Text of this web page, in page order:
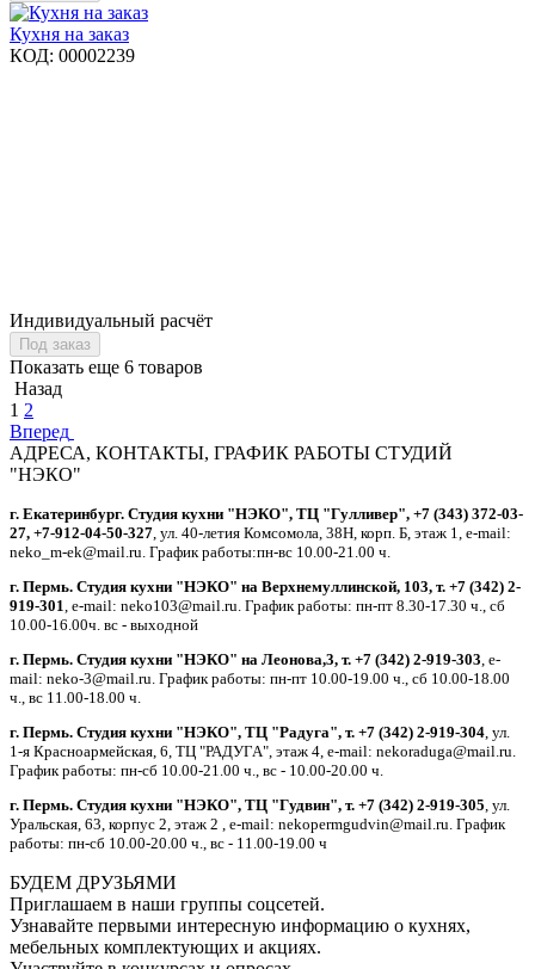
Кухня на заказ
КОД: 00002239
Индивидуальный расчёт
Под заказ
Показать еще 6 товаров
Назад
1 2
Вперед
АДРЕСА, КОНТАКТЫ, ГРАФИК РАБОТЫ СТУДИЙ
"НЭКО"
г. Екатеринбург. Студия кухни "НЭКО", ТЦ "Гулливер", +7 (343) 372-03-
27, +7-912-04-50-327 , ул. 40-летия Комсомола, 38Н, корп. Б, этаж 1, e-mail:
neko_m-ek@mail.ru. График работы:пн-вс 10.00-21.00 ч.
г. Пермь. Студия кухни "НЭКО" на Верхнемуллинской, 103, т. +7 (342) 2-
919-301 , e-mail: neko103@mail.ru. График работы: пн-пт 8.30-17.30 ч., сб
10.00-16.00ч. вс - выходной
г. Пермь. Студия кухни "НЭКО" на Леонова,3, т. +7 (342) 2-919-303 , e-
mail: neko-3@mail.ru. График работы: пн-пт 10.00-19.00 ч., сб 10.00-18.00
ч., вс 11.00-18.00 ч.
г. Пермь. Студия кухни "НЭКО", ТЦ "Радуга", т. +7 (342) 2-919-304 , ул.
1-я Красноармейская, 6, ТЦ "РАДУГА", этаж 4, e-mail: nekoraduga@mail.ru.
График работы: пн-cб 10.00-21.00 ч., вс - 10.00-20.00 ч.
г. Пермь. Студия кухни "НЭКО", ТЦ "Гудвин", т. +7 (342) 2-919-305 , ул.
Уральская, 63, корпус 2, этаж 2 , e-mail: nekopermgudvin@mail.ru. График
работы: пн-cб 10.00-20.00 ч., вс - 11.00-19.00 ч
БУДЕМ ДРУЗЬЯМИ
Приглашаем в наши группы соцсетей.
Узнавайте первыми интересную информацию о кухнях,
мебельных комплектующих и акциях.